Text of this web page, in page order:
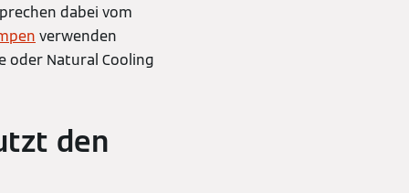
dabei vom
verwenden
oder Natural Cooling
den